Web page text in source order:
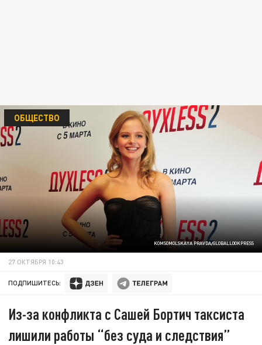
KOMSOMOLSKAYA PRAVDA/GLOBALLOOKPRESS
ОБЩЕСТВО
27 ОКТЯБРЯ 10:43
ПОДПИШИТЕСЬ:
Из-за конфликта с Сашей Бортич таксиста
лишили работы “без суда и следствия”